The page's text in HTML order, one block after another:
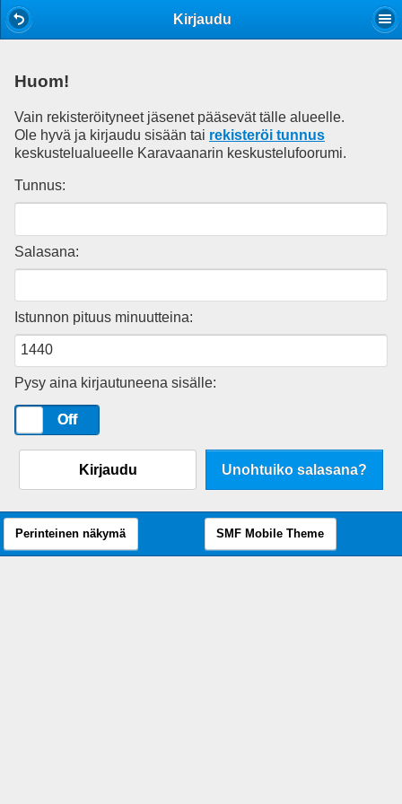
Kirjaudu
Huom!
Vain rekisteröityneet jäsenet pääsevät tälle alueelle.
Ole hyvä ja kirjaudu sisään tai rekisteröi tunnus
keskustelualueelle Karavaanarin keskustelufoorumi.
Tunnus:
Salasana:
Istunnon pituus minuutteina:
Pysy aina kirjautuneena sisälle:
Off
Kirjaudu Unohtuiko salasana?
Perinteinen näkymä SMF Mobile Theme